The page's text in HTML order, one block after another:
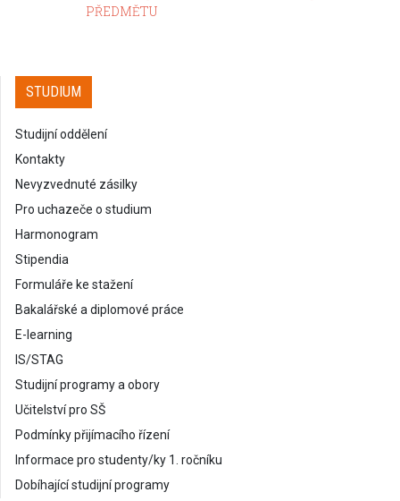
PŘEDMĚTU
STUDIUM
Studijní oddělení
Kontakty
Nevyzvednuté zásilky
Pro uchazeče o studium
Harmonogram
Stipendia
Formuláře ke stažení
Bakalářské a diplomové práce
E-learning
IS/STAG
Studijní programy a obory
Učitelství pro SŠ
Podmínky přijímacího řízení
Informace pro studenty/ky 1. ročníku
Dobíhající studijní programy